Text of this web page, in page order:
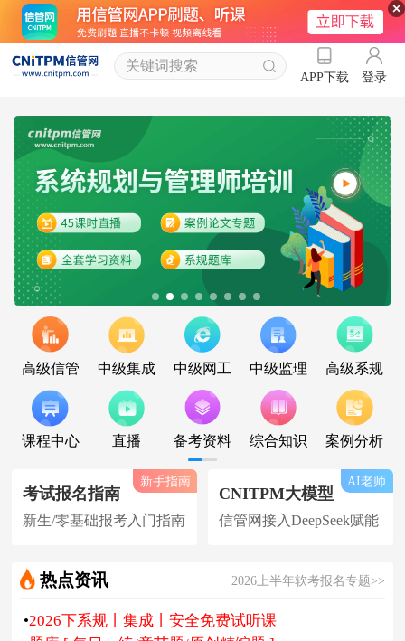
APP下载 登录
高级信管 中级集成 中级网工 中级监理 高级系规
课程中心 直播 备考资料 综合知识 案例分析
考试报名指南
新生/零基础报考入门指南
新手指南
CNITPM大模型
信管网接入DeepSeek赋能
AI老师
热点资讯 2026上半年软考报名专题>>
•2026下系规丨集成丨安全免费试听课